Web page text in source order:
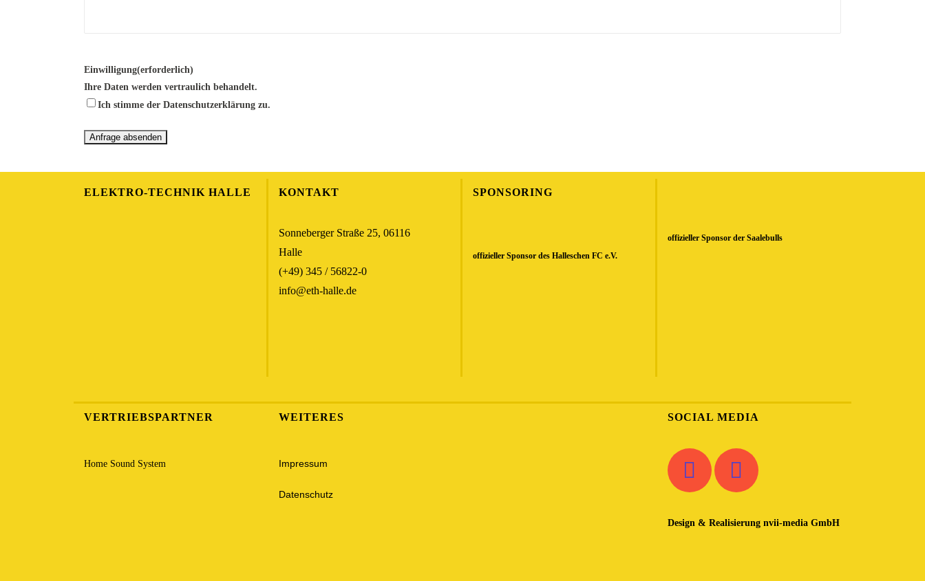
Einwilligung(erforderlich)
Ihre Daten werden vertraulich behandelt.
Ich stimme der Datenschutzerklärung zu.
ELEKTRO-TECHNIK HALLE KONTAKT
Sonneberger Straße 25, 06116
Halle
(+49) 345 / 56822-0
info@eth-halle.de
SPONSORING
offizieller Sponsor des Halleschen FC e.V.
offizieller Sponsor der Saalebulls
VERTRIEBSPARTNER
Home Sound System
WEITERES
Impressum
Datenschutz
SOCIAL MEDIA
Design & Realisierung nvii-media GmbH